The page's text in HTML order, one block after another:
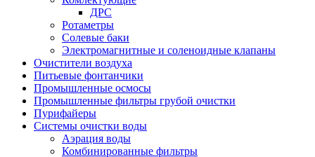
ДРС
Ротаметры
Солевые баки
Электромагнитные и соленоидные клапаны
Очистители воздуха
Питьевые фонтанчики
Промышленные осмосы
Промышленные фильтры грубой очистки
Пурифайеры
Системы очистки воды
Аэрация воды
Комбинированные фильтры